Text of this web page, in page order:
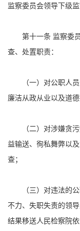
监察委员会领导下级监
第十一条 监察委
查、处置职责：
（一）对公职人
廉洁从政从业以及道
（二）对涉嫌贪
益输送、徇私舞弊以
查；
（三）对违法的
不力、失职失责的领
结果移送人民检察院